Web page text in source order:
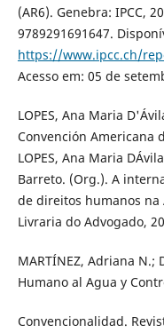
(AR6). Genebra: IPCC,
9789291691647.
https://www.ipcc.ch/
Acesso em: 05 de
LOPES, Ana Maria
Convención Americana
LOPES, Ana Maria
Barreto. (Org.). A
de direitos humanos na
Livraria do Advogado,
MARTÍNEZ, Adriana N.;
Humano al Agua y
Convencionalidad.